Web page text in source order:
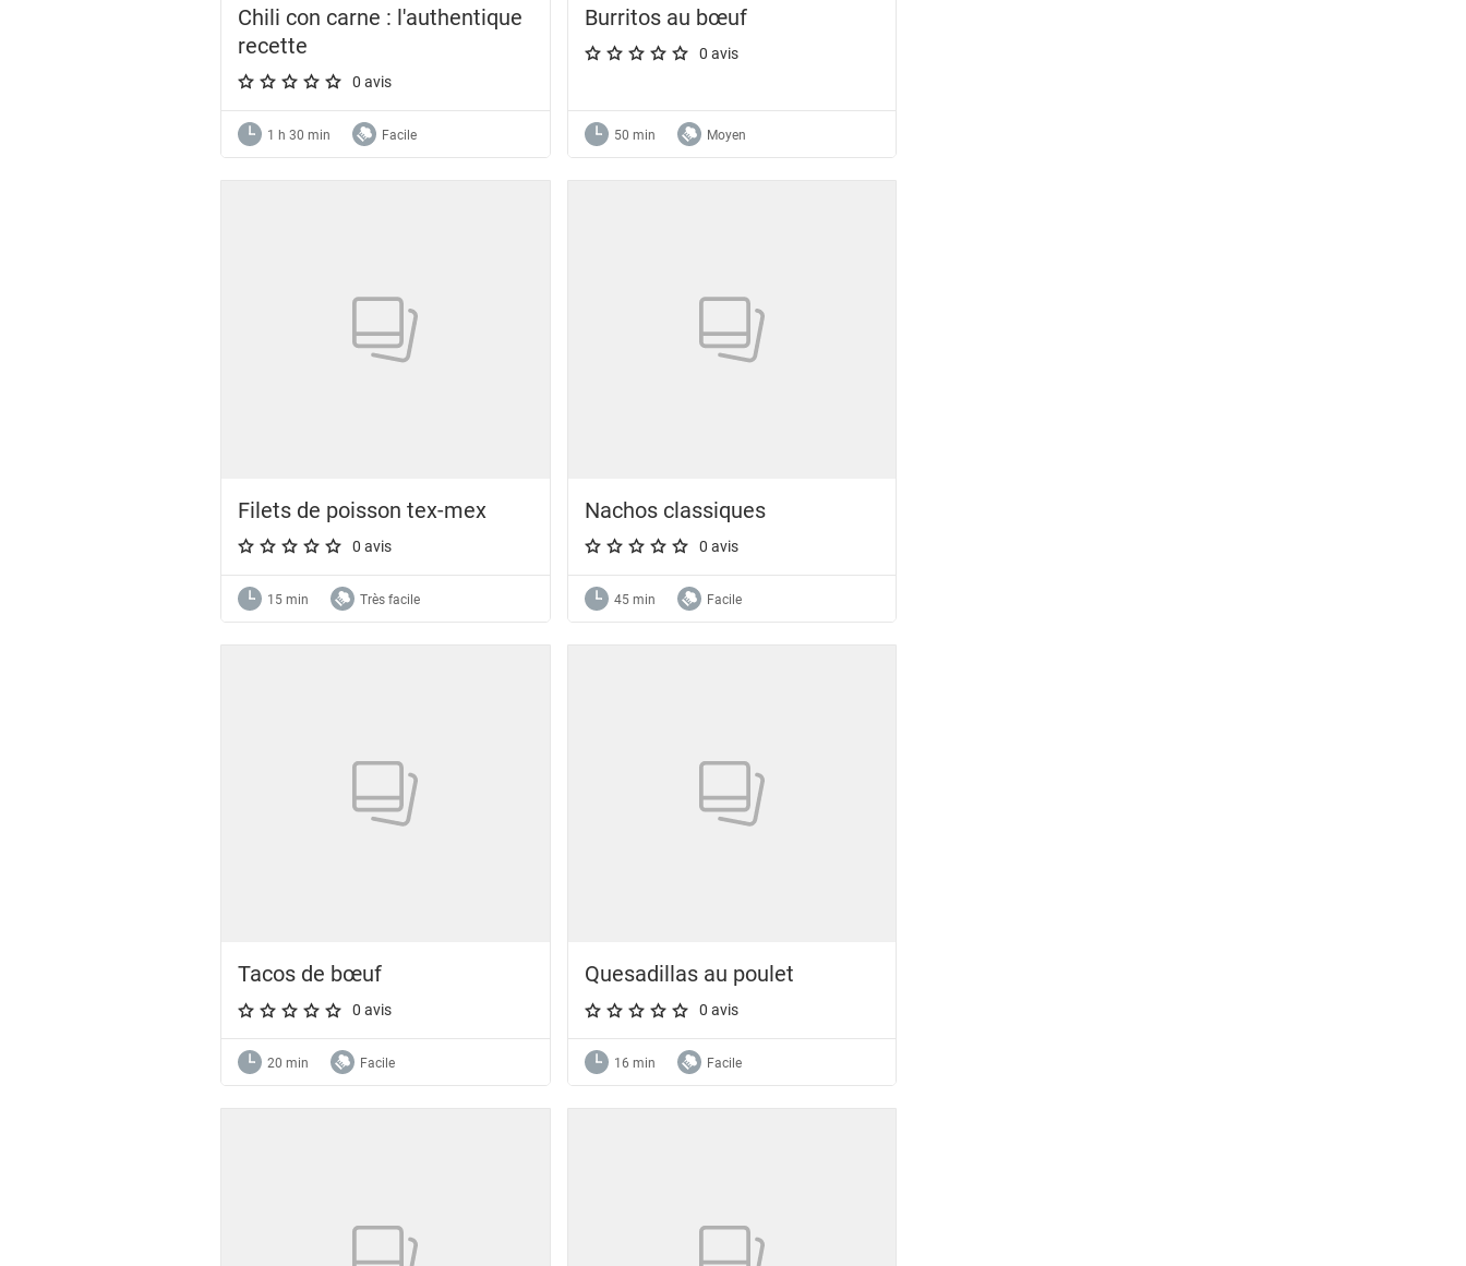
Chili con carne : l'authentique
recette
A star rating of 0 out of 5.
0 avis
1 h 30 min Facile
Burritos au bœuf
A star rating of 0 out of 5.
0 avis
50 min Moyen
Filets de poisson tex-mex
A star rating of 0 out of 5.
0 avis
15 min Très facile
Nachos classiques
A star rating of 0 out of 5.
0 avis
45 min Facile
Tacos de bœuf
A star rating of 0 out of 5.
0 avis
20 min Facile
Quesadillas au poulet
A star rating of 0 out of 5.
0 avis
16 min Facile